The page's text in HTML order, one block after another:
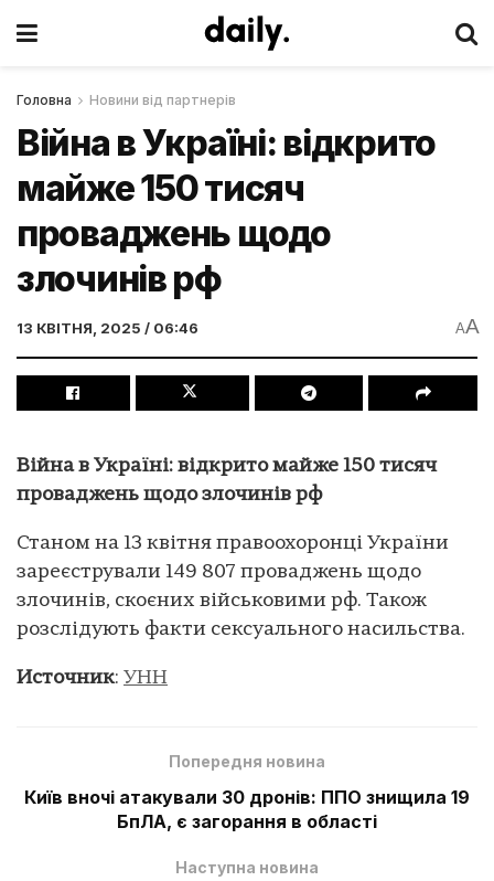
Головна Новини від партнерів
Війна в Україні: відкрито
майже 150 тисяч
проваджень щодо
злочинів рф
13 КВІТНЯ, 2025 / 06:46 AA
Війна в Україні: відкрито майже 150 тисяч
проваджень щодо злочинів рф
Станом на 13 квітня правоохоронці України
зареєстрували 149 807 проваджень щодо
злочинів, скоєних військовими рф. Також
розслідують факти сексуального насильства.
Источник: УНН
Попередня новина
Київ вночі атакували 30 дронів: ППО знищила 19
БпЛА, є загорання в області
Наступна новина